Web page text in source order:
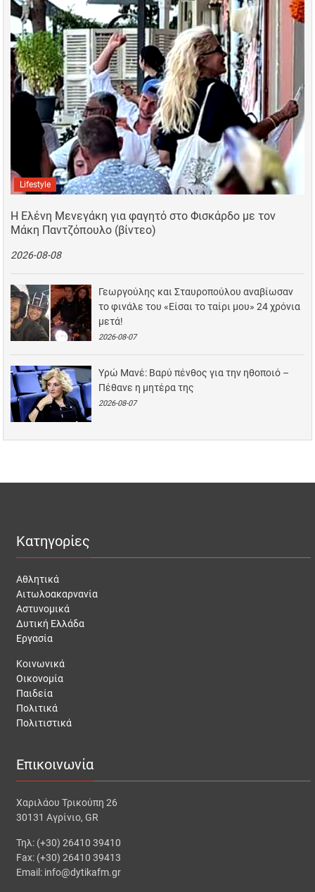
Lifestyle
Η Ελένη Μενεγάκη για φαγητό στο Φισκάρδο με τον
Μάκη Παντζόπουλο (βίντεο)
2026-08-08
Γεωργούλης και Σταυροπούλου αναβίωσαν
το φινάλε του «Είσαι το ταίρι μου» 24 χρόνια
μετά!
2026-08-07
Υρώ Μανέ: Βαρύ πένθος για την ηθοποιό –
Πέθανε η μητέρα της
2026-08-07
Κατηγορίες
Αθλητικά
Αιτωλοακαρνανία
Αστυνομικά
Δυτική Ελλάδα
Εργασία
Κοινωνικά
Οικονομία
Παιδεία
Πολιτικά
Πολιτιστικά
Επικοινωνία
Χαριλάου Τρικούπη 26
30131 Αγρίνιο, GR
Τηλ: (+30) 26410 39410
Fax: (+30) 26410 39413
Email: info@dytikafm.gr